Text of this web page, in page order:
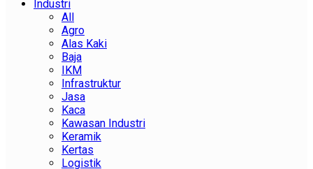
Industri
All
Agro
Alas Kaki
Baja
IKM
Infrastruktur
Jasa
Kaca
Kawasan Industri
Keramik
Kertas
Logistik